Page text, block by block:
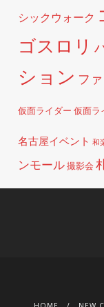
シックウォーク
ゴスロリ
ション フ
仮面ライダー 仮面ラ
名古屋イベント 和
ンモール撮影会